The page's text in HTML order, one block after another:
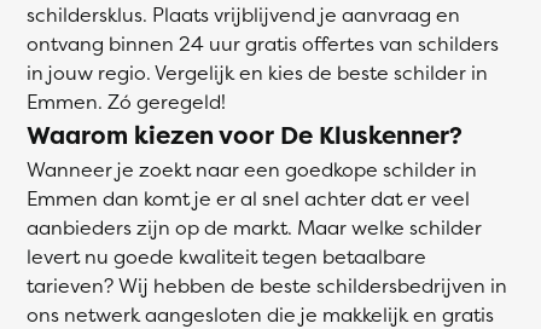
schildersklus. Plaats vrijblijvend je aanvraag en
ontvang binnen 24 uur gratis offertes van schilders
in jouw regio. Vergelijk en kies de beste schilder in
Emmen. Zó geregeld!
Waarom kiezen voor De Kluskenner?
Wanneer je zoekt naar een goedkope schilder in
Emmen dan komt je er al snel achter dat er veel
aanbieders zijn op de markt. Maar welke schilder
levert nu goede kwaliteit tegen betaalbare
tarieven? Wij hebben de beste schildersbedrijven in
ons netwerk aangesloten die je makkelijk en gratis